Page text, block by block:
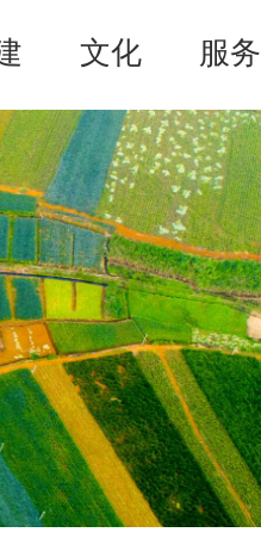
文化 服务